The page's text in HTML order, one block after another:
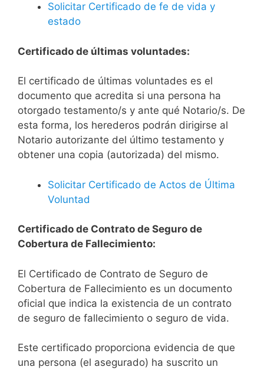
Solicitar Certificado de fe de vida y
estado
Certificado de últimas voluntades:
El certificado de últimas voluntades es el
documento que acredita si una persona ha
otorgado testamento/s y ante qué Notario/s. De
esta forma, los herederos podrán dirigirse al
Notario autorizante del último testamento y
obtener una copia (autorizada) del mismo.
Solicitar Certificado de Actos de Última
Voluntad
Certificado de Contrato de Seguro de
Cobertura de Fallecimiento:
El Certificado de Contrato de Seguro de
Cobertura de Fallecimiento es un documento
oficial que indica la existencia de un contrato
de seguro de fallecimiento o seguro de vida.
Este certificado proporciona evidencia de que
una persona (el asegurado) ha suscrito un